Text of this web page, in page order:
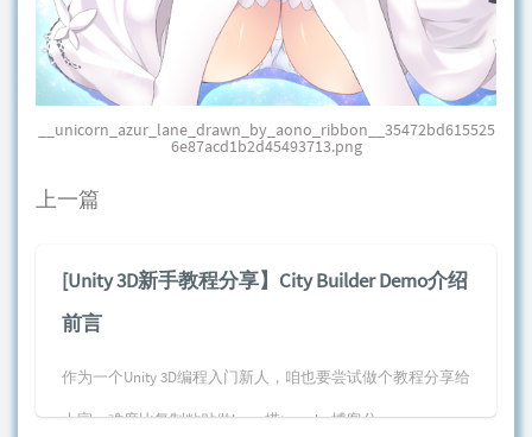
__unicorn_azur_lane_drawn_by_aono_ribbon__35472bd615525
6e87acd1b2d45493713.png
上一篇
[Unity 3D新手教程分享】City Builder Demo介绍
前言
作为一个Unity 3D编程入门新人，咱也要尝试做个教程分享给
大家，难度比复制粘贴做lnmp搭typecho博客分...